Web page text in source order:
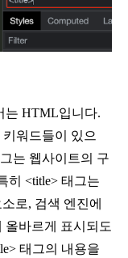
는 HTML입니다.
워드들이 있으
는 웹사이트의 구
히 <title> 태그는
로, 검색 엔진에
올바르게 표시되도
태그의 내용을